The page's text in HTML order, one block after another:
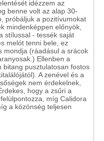
idézzem az
benne volt az alap 30-
próbáljuk a pozitívumokat
mindenképpen előnyök,
stílussal - tessék saját
melót tenni bele, ez
mondja (ráadásul a srácok
Ellenben a
bitang pusztulatosan fostos
A zenével és a
nem érdekelnek,
hogy a zsűri a
míg Calidora
a közönség teljesen